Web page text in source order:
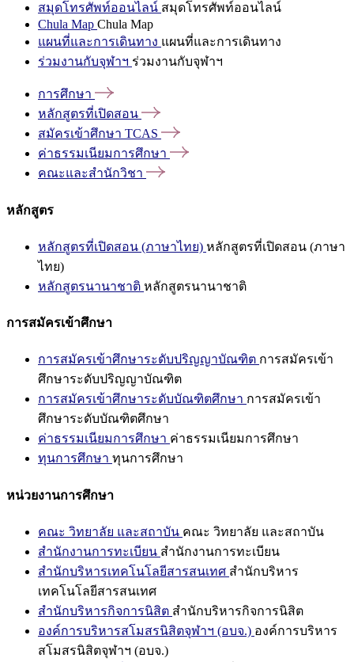
สมุดโทรศัพท์ออนไลน์ สมุดโทรศัพท์ออนไลน์
Chula Map Chula Map
แผนที่และการเดินทาง แผนที่และการเดินทาง
ร่วมงานกับจุฬาฯ ร่วมงานกับจุฬาฯ
การศึกษา
หลักสูตรที่เปิดสอน
สมัครเข้าศึกษา TCAS
ค่าธรรมเนียมการศึกษา
คณะและสำนักวิชา
หลักสูตร
หลักสูตรที่เปิดสอน (ภาษาไทย) หลักสูตรที่เปิดสอน (ภาษา
ไทย)
หลักสูตรนานาชาติ หลักสูตรนานาชาติ
การสมัครเข้าศึกษา
การสมัครเข้าศึกษาระดับปริญญาบัณฑิต การสมัครเข้า
ศึกษาระดับปริญญาบัณฑิต
การสมัครเข้าศึกษาระดับบัณฑิตศึกษา การสมัครเข้า
ศึกษาระดับบัณฑิตศึกษา
ค่าธรรมเนียมการศึกษา ค่าธรรมเนียมการศึกษา
ทุนการศึกษา ทุนการศึกษา
หน่วยงานการศึกษา
คณะ วิทยาลัย และสถาบัน คณะ วิทยาลัย และสถาบัน
สำนักงานการทะเบียน สำนักงานการทะเบียน
สำนักบริหารเทคโนโลยีสารสนเทศ สำนักบริหาร
เทคโนโลยีสารสนเทศ
สำนักบริหารกิจการนิสิต สำนักบริหารกิจการนิสิต
องค์การบริหารสโมสรนิสิตจุฬาฯ (อบจ.) องค์การบริหาร
สโมสรนิสิตจุฬาฯ (อบจ.)